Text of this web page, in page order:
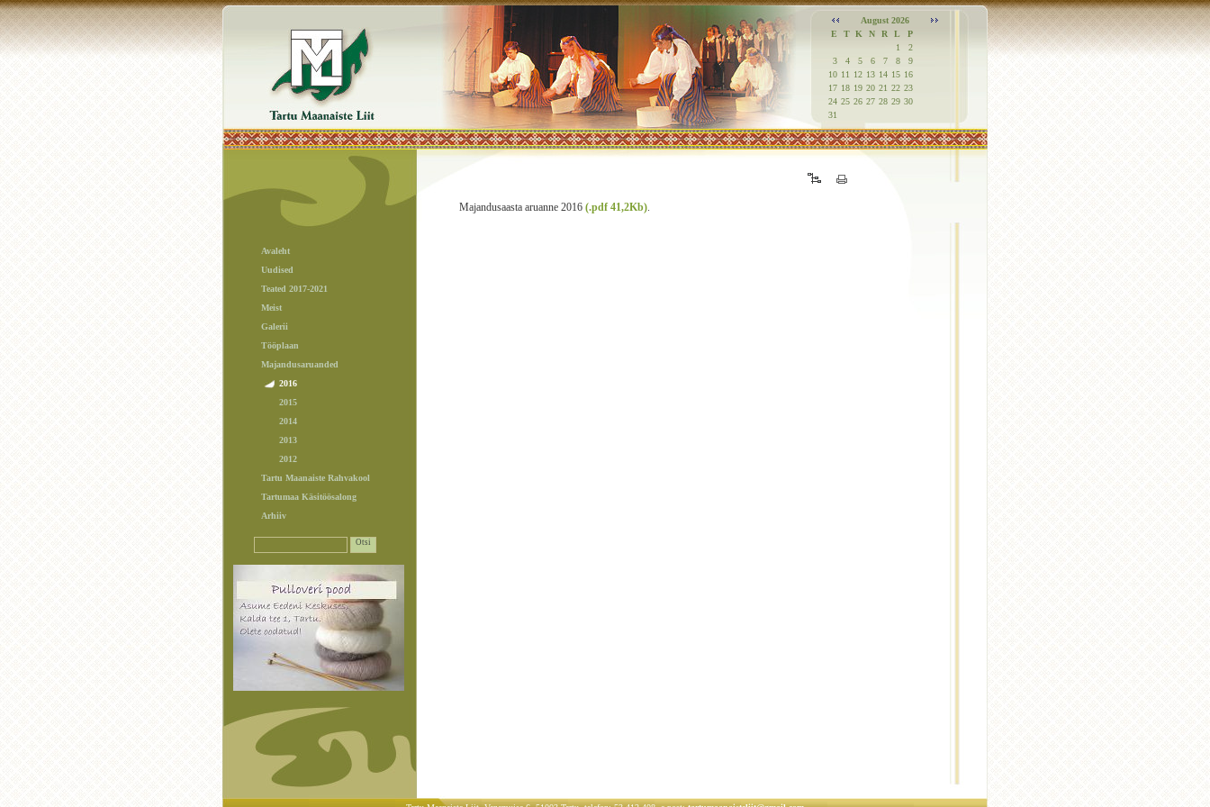
August 2026
E
T K N R L
P
1
2
3
4 5 6 7 8
9
10 11 12 13 14 15 16
17 18 19 20 21 22 23
24 25 26 27 28 29 30
31
Avaleht
Uudised
Teated 2017-2021
Meist
Galerii
Tööplaan
Majandusaruanded
2016
2015
2014
2013
2012
Tartu Maanaiste Rahvakool
Tartumaa Käsitöösalong
Arhiiv
Majandusaasta aruanne 2016 (.pdf 41,2Kb).